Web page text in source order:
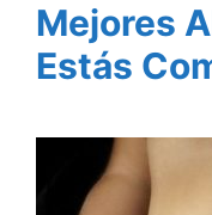
Mejores
Estás